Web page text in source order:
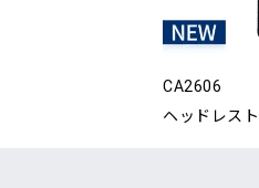
CA2606
ヘッドレス